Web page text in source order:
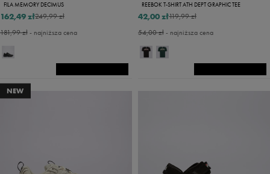
FILA MEMORY DECIMUS
249,99 zł
162,49 zł
181,99 zł- najniższa cena
REEBOK T-SHIRT ATH DEPT GRAPHIC TEE
119,99 zł
42,00 zł
54,00 zł- najniższa cena
NEW